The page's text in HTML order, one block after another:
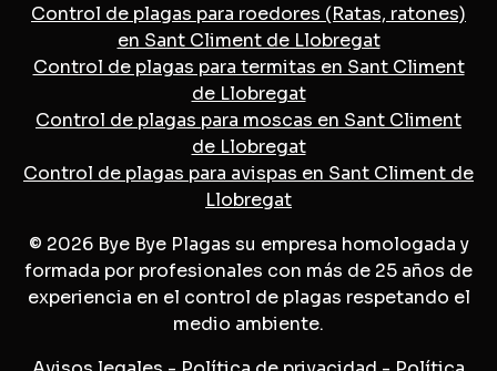
Control de plagas para roedores (Ratas, ratones)
en Sant Climent de Llobregat
Control de plagas para termitas en Sant Climent
de Llobregat
Control de plagas para moscas en Sant Climent
de Llobregat
Control de plagas para avispas en Sant Climent de
Llobregat
© 2026 Bye Bye Plagas su empresa homologada y
formada por profesionales con más de 25 años de
experiencia en el control de plagas respetando el
medio ambiente.